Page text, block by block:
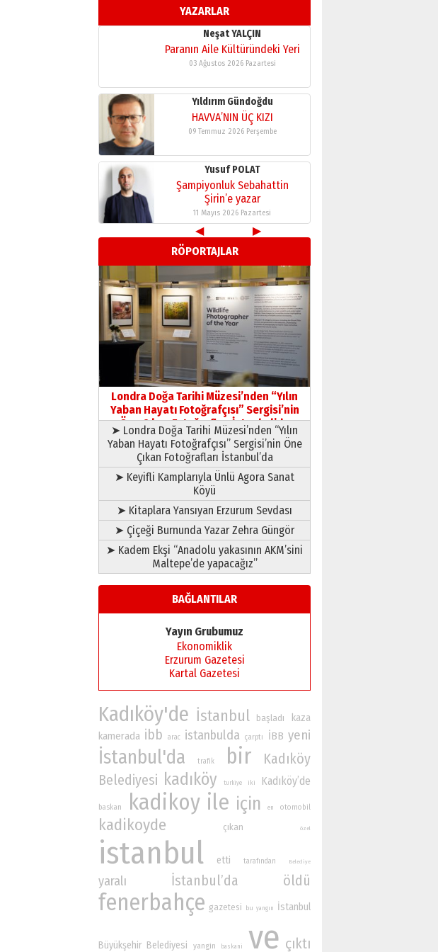
YAZARLARYusuf POLAT
Şirin’e yazar
11 Mayıs 2026 Pazartesi
Paranın Aile Kültüründeki Yeri
03 Ağustos 2026 Pazartesi
HAVVA’NIN ÜÇ KIZI
09 Temmuz 2026 Perşembe
Yusuf POLAT
Şampiyonluk Sebahattin
Şirin’e yazar
11 Mayıs 2026 Pazartesi
◀
▶
RÖPORTAJLAR
Londra Doğa Tarihi Müzesi’nden “Yılın
Yaban Hayatı Fotoğrafçısı” Sergisi’nin
Öne Çıkan Fotoğrafları İstanbul’da
➤ Londra Doğa Tarihi Müzesi’nden “Yılın
Yaban Hayatı Fotoğrafçısı” Sergisi’nin Öne
Çıkan Fotoğrafları İstanbul’da
➤ Keyifli Kamplarıyla Ünlü Agora Sanat
Köyü
➤ Kitaplara Yansıyan Erzurum Sevdası
➤ Çiçeği Burnunda Yazar Zehra Güngör
➤ Kadem Ekşi “Anadolu yakasının AKM’sini
Maltepe’de yapacağız”
BAĞLANTILAR
Yayın Grubumuz
Ekonomiklik
Erzurum Gazetesi
Kartal Gazetesi
Kadıköy'de İstanbul başladı kaza
kamerada ibb arac istanbulda çarptı İBB yeni
İstanbul'da trafik bir
Kadıköy
Belediyesi kadıköy turkiye iki Kadıköy’de
baskan kadikoy ile için en otomobil
kadikoyde çıkan özel
istanbul etti tarafından Belediye
yaralı İstanbul’da öldü
fenerbahçe gazetesi bu yangın İstanbul
Büyükşehir Belediyesi yangin baskani ve çıktı